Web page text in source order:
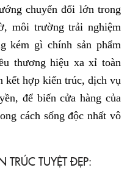
chuyển đổi lớn trong
môi trường trải nghiệm
kém gì chính sản phẩm
thương hiệu xa xỉ toàn
kết hợp kiến ​​trúc, dịch vụ
để biến cửa hàng của
cách sống độc nhất vô
TUYỆT ĐẸP: